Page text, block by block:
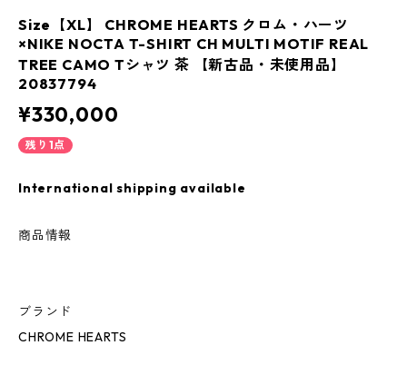
Size【XL】 CHROME HEARTS クロム・ハーツ
×NIKE NOCTA T-SHIRT CH MULTI MOTIF REAL
TREE CAMO Tシャツ 茶 【新古品・未使用品】
20837794
¥330,000
残り1点
International shipping available
商品情報
ブランド
CHROME HEARTS